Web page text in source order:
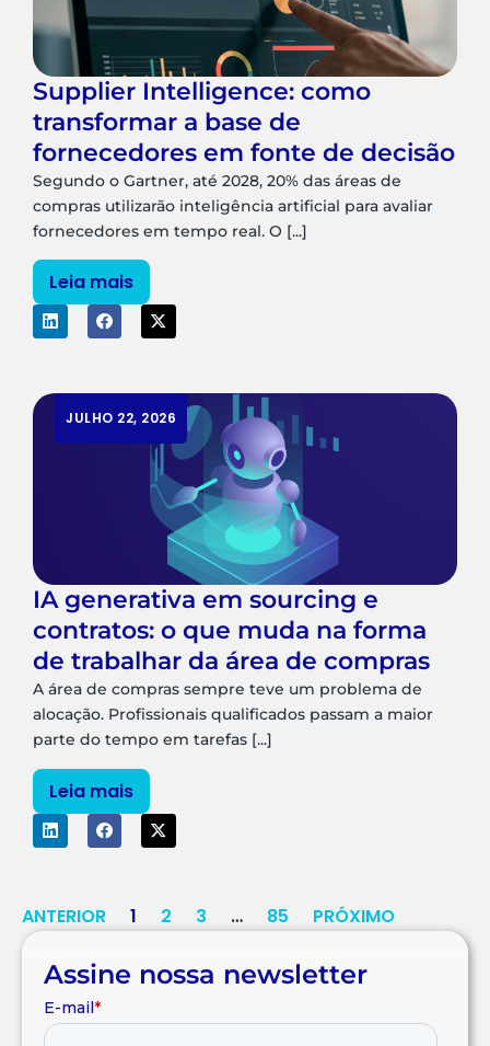
Supplier Intelligence: como
transformar a base de
fornecedores em fonte de decisão
Segundo o Gartner, até 2028, 20% das áreas de
compras utilizarão inteligência artificial para avaliar
fornecedores em tempo real. O [...]
Leia mais
JULHO 22, 2026
IA generativa em sourcing e
contratos: o que muda na forma
de trabalhar da área de compras
A área de compras sempre teve um problema de
alocação. Profissionais qualificados passam a maior
parte do tempo em tarefas [...]
Leia mais
ANTERIOR 1 2 3 … 85 PRÓXIMO
Assine nossa newsletter